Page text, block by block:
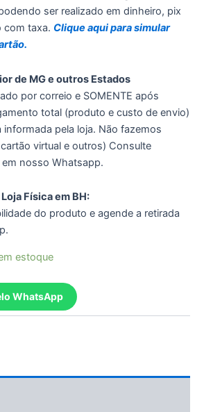
ser realizado em dinheiro, pix
com taxa. Clique aqui para simular
de MG e outros Estados
por correio e SOMENTE após
total (produto e custo de envio)
pela loja. Não fazemos
virtual e outros) Consulte
nosso Whatsapp.
Física em BH:
do produto e agende a retirada
estoque
WhatsApp